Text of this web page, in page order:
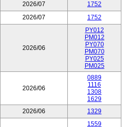
2026/07
1752
2026/07 1752
2026/06
PY012
PM012
PY070
PM070
PY025
PM025
2026/06
0889
1116
1308
1629
2026/06 1329
1559